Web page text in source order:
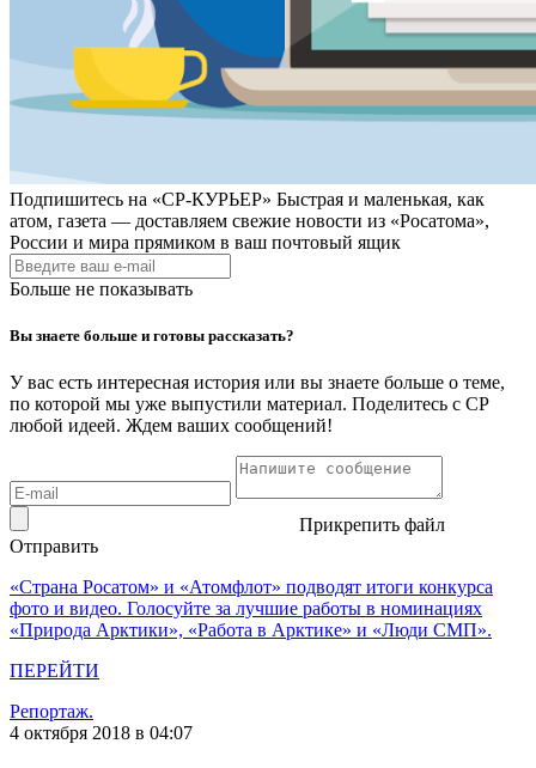
Подпишитесь на «СР-КУРЬЕР» Быстрая и маленькая, как
атом, газета — доставляем свежие новости из «Росатома»,
России и мира прямиком в ваш почтовый ящик
Больше не показывать
Вы знаете больше и готовы рассказать?
У вас есть интересная история или вы знаете больше о теме,
по которой мы уже выпустили материал. Поделитесь с СР
любой идеей. Ждем ваших сообщений!
Прикрепить файл
Отправить
«Страна Росатом» и «Атомфлот» подводят итоги конкурса
фото и видео. Голосуйте за лучшие работы в номинациях
«Природа Арктики», «Работа в Арктике» и «Люди СМП».
ПЕРЕЙТИ
Репортаж.
4 октября 2018 в 04:07